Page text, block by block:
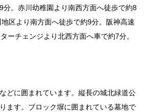
分。赤川幼稚園より南西方面へ徒歩で約8
区より南方面へ徒歩で約9分。阪神高速
ーチェンジより北西方面へ車で約7分。
どに囲まれています。縦長の城北緑道公
ます。ブロック塀に囲まれている墓地で